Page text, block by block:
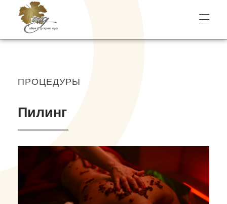
Wine & Grapes Spa
ПРОЦЕДУРЫ
Пилинг